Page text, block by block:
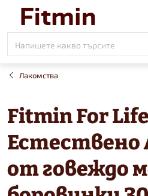
съдържанието
Лакомства
Fitmin For Life
Естествено
от говеждо